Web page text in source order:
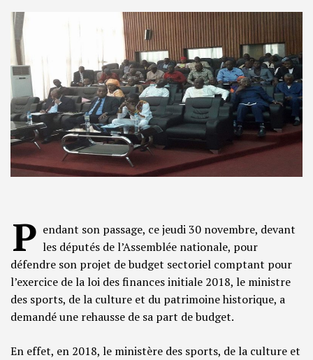
P endant son passage, ce jeudi 30 novembre, devant
les députés de l’Assemblée nationale, pour
défendre son projet de budget sectoriel comptant pour
l’exercice de la loi des finances initiale 2018, le ministre
des sports, de la culture et du patrimoine historique, a
demandé une rehausse de sa part de budget.
En effet, en 2018, le ministère des sports, de la culture et